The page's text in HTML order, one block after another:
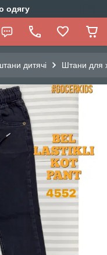
одягу
дитячі Штани для